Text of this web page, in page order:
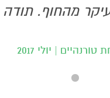
מהחוף.
| יולי 2017